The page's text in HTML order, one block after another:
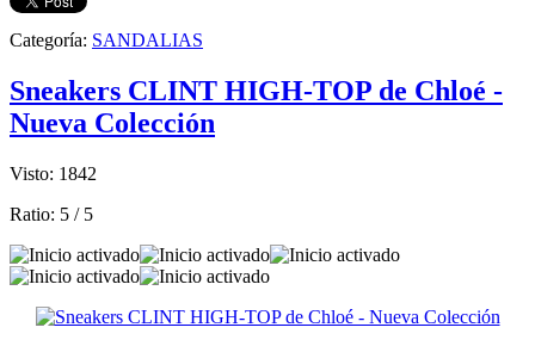
Categoría: SANDALIAS
Sneakers CLINT HIGH-TOP de Chloé -
Nueva Colección
Visto: 1842
Ratio: 5 / 5